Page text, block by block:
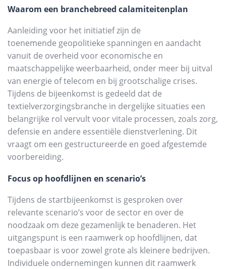
Waarom een branchebreed calamiteitenplan
Aanleiding voor het initiatief zijn de
toenemende geopolitieke spanningen en aandacht
vanuit de overheid voor economische en
maatschappelijke weerbaarheid, onder meer bij uitval
van energie of telecom en bij grootschalige crises.
Tijdens de bijeenkomst is gedeeld dat de
textielverzorgingsbranche in dergelijke situaties een
belangrijke rol vervult voor vitale processen, zoals zorg,
defensie en andere essentiële dienstverlening. Dit
vraagt om een gestructureerde en goed afgestemde
voorbereiding.
Focus op hoofdlijnen en scenario’s
Tijdens de startbijeenkomst is gesproken over
relevante scenario’s voor de sector en over de
noodzaak om deze gezamenlijk te benaderen. Het
uitgangspunt is een raamwerk op hoofdlijnen, dat
toepasbaar is voor zowel grote als kleinere bedrijven.
Individuele ondernemingen kunnen dit raamwerk